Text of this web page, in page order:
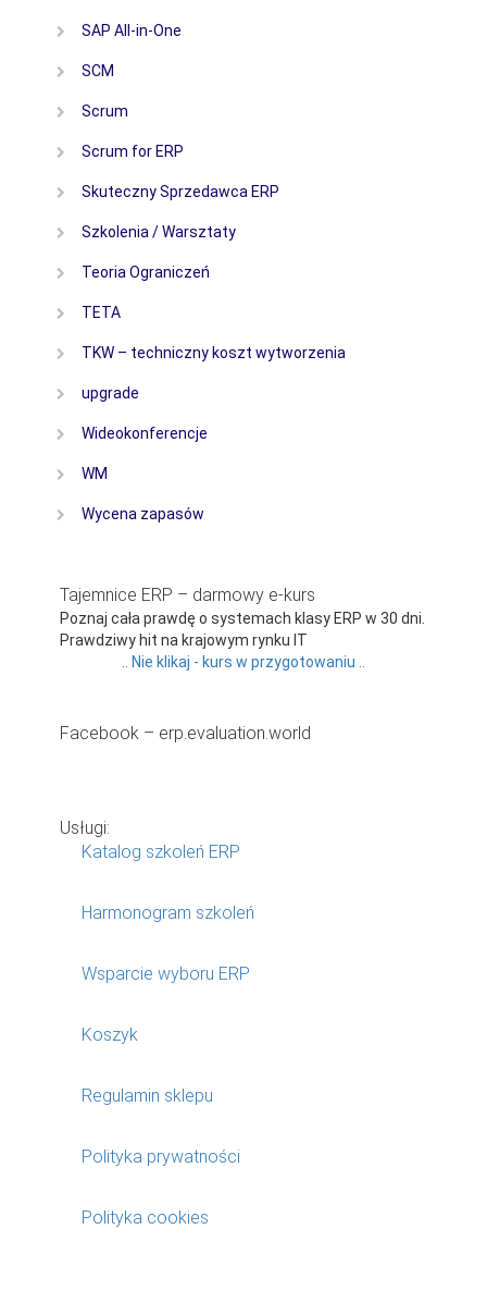
SAP All-in-One
SCM
Scrum
Scrum for ERP
Skuteczny Sprzedawca ERP
Szkolenia / Warsztaty
Teoria Ograniczeń
TETA
TKW – techniczny koszt wytworzenia
upgrade
Wideokonferencje
WM
Wycena zapasów
Tajemnice ERP – darmowy e-kurs
Poznaj cała prawdę o systemach klasy ERP w 30 dni.
Prawdziwy hit na krajowym rynku IT
.. Nie klikaj - kurs w przygotowaniu ..
Facebook – erp.evaluation.world
Usługi:
Katalog szkoleń ERP
Harmonogram szkoleń
Wsparcie wyboru ERP
Koszyk
Regulamin sklepu
Polityka prywatności
Polityka cookies